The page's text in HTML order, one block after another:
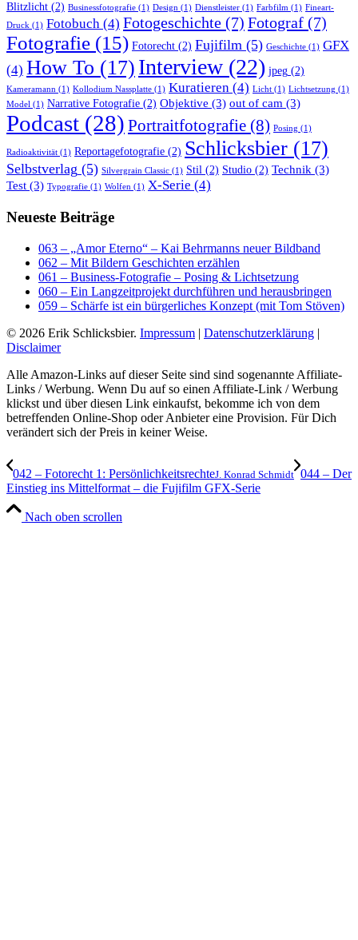
Blitzlicht (2) Businessfotografie (1) Design (1) Dienstleister (1) Farbfilm (1) Fineart-
Druck (1) Fotobuch (4) Fotogeschichte (7) Fotograf (7)
Fotografie (15) Fotorecht (2) Fujifilm (5) Geschichte (1) GFX
(4) How To (17) Interview (22) jpeg (2)
Kameramann (1) Kollodium Nassplatte (1) Kuratieren (4) Licht (1) Lichtsetzung (1)
Model (1) Narrative Fotografie (2) Objektive (3) out of cam (3)
Podcast (28) Portraitfotografie (8) Posing (1)
Radioaktivität (1) Reportagefotografie (2) Schlicksbier (17)
Selbstverlag (5) Silvergrain Classic (1) Stil (2) Studio (2) Technik (3)
Test (3) Typografie (1) Wolfen (1) X-Serie (4)
Neueste Beiträge
063 – „Amor Eterno“ – Kai Behrmanns neuer Bildband
062 – Mit Bildern Geschichten erzählen
061 – Business-Fotografie – Posing & Lichtsetzung
060 – Ein Langzeitprojekt durchführen und herausbringen
059 – Schärfe ist ein bürgerliches Konzept (mit Tom Stöven)
© 2026 Erik Schlicksbier. Impressum | Datenschutzerklärung |
Disclaimer
Alle Amazon-Links auf dieser Seite sind sind sogenannte Affiliate-
Links / Werbung. Wenn Du auf so einen Affiliate-Link / Werbung
klickst und über diesen Link einkaufst, bekomme ich von dem
betreffenden Online-Shop oder Anbieter eine Provision. Für Dich
verändert sich der Preis in keiner Weise.
042 – Fotorecht 1: PersönlichkeitsrechteJ. Konrad Schmidt 044 – Der
Einstieg ins Mittelformat – die Fujifilm GFX-Serie
Nach oben scrollen